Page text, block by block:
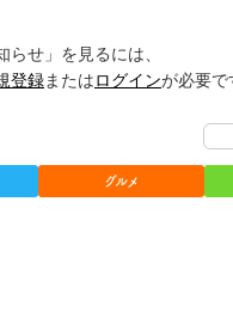
せ」を見るには、
登録またはログインが必要
グルメ